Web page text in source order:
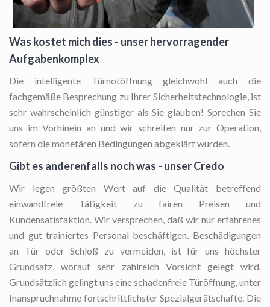
Was kostet mich dies - unser hervorragender
Aufgabenkomplex
Die intelligente Türnotöffnunggleichwohl auch die
fachgemäße Besprechung zu Ihrer Sicherheitstechnologie, ist
sehr wahrscheinlich günstiger als Sie glauben! Sprechen Sie
uns im Vorhinein an und wir schreiten nur zur Operation,
sofern die monetären Bedingungen abgeklärt wurden.
Gibt es anderenfalls noch was - unser Credo
Wir legen größten Wert auf die Qualität betreffend
einwandfreie Tätigkeit zu fairen Preisen und
Kundensatisfaktion. Wir versprechen, daß wir nur erfahrenes
und gut trainiertes Personal beschäftigen. Beschädigungen
an Tür oder Schloß zu vermeiden, ist für uns höchster
Grundsatz, worauf sehr zahlreich Vorsicht gelegt wird.
Grundsätzlich gelingt uns eine schadenfreie Türöffnung, unter
Inanspruchnahme fortschrittlichster Spezialgerätschafte. Die